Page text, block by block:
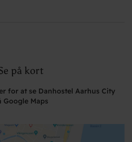
på kort
for at se Danhostel Aarhus City
Google Maps